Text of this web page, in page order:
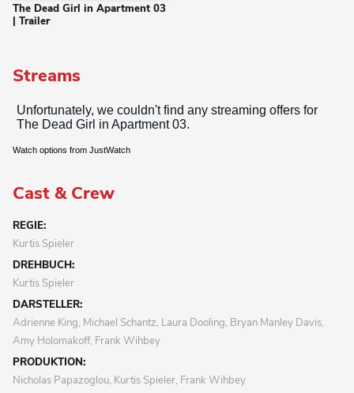
The Dead Girl in Apartment 03
| Trailer
Streams
Watch options from JustWatch
Cast & Crew
REGIE:
Kurtis Spieler
DREHBUCH:
Kurtis Spieler
DARSTELLER:
Adrienne King, Michael Schantz, Laura Dooling, Bryan Manley Davis,
Amy Holomakoff, Frank Wihbey
PRODUKTION:
Nicholas Papazoglou, Kurtis Spieler, Frank Wihbey